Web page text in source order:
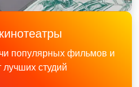
популярных фильмов и
лучших студий